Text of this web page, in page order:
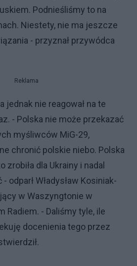
Podnieśliśmy to na
Niestety, nie ma jeszcze
- przyznał przywódca
Reklama
jednak nie reagował na te
- Polska nie może przekazać
myśliwców MiG-29,
chronić polskie niebo. Polska
zrobiła dla Ukrainy i nadal
odparł Władysław Kosiniak-
w Waszyngtonie w
Radiem. - Daliśmy tyle, ile
docenienia tego przez